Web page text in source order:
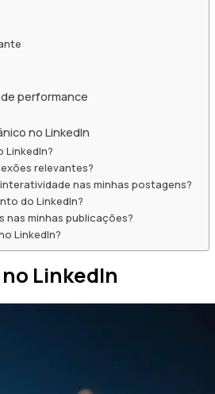
performance
no LinkedIn
relevantes?
nas minhas postagens?
do LinkedIn?
minhas publicações?
LinkedIn?
LinkedIn